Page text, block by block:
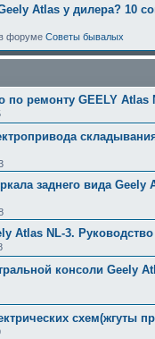
Atlas у дилера? 10
форуме Советы бывалых
по ремонту GEELY Atlas
заднего вида Geely
Atlas NL-3.
консоли Geely
схем(жгуты